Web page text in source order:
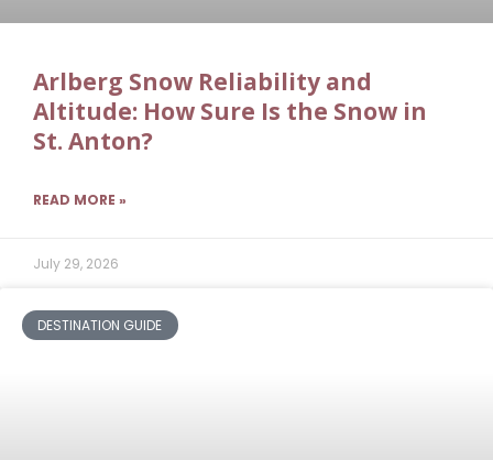
Arlberg Snow Reliability and
Altitude: How Sure Is the Snow in
St. Anton?
READ MORE »
July 29, 2026
DESTINATION GUIDE